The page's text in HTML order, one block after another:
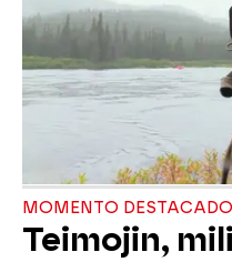
MOMENTO DESTACADO
Teimojin,